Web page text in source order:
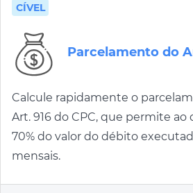
CÍVEL
Parcelamento do
Calcule rapidamente o
Art. 916 do CPC, que permite ao
70% do valor do débito
mensais.